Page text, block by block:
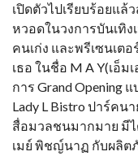
เปิดตัวไปเรียบร้อยแ
หวอดในวงการบันเทิ
คนเก่ง และพรีเซนเต
เธอ ในชื่อ M A Y(เอ็
การ Grand Opening
Lady L Bistro ปาร์คน
สื่อมวลชนมากมาย มี
เมย์ พิชญ์นาฏ กับผลิต